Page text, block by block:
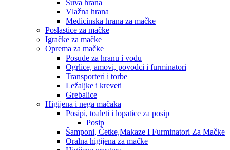
Suva hrana
Vlažna hrana
Medicinska hrana za mačke
Poslastice za mačke
Igračke za mačke
Oprema za mačke
Posude za hranu i vodu
Ogrlice, amovi, povodci i furminatori
Transporteri i torbe
Ležaljke i kreveti
Grebalice
Higijena i nega mačaka
Posipi, toaleti i lopatice za posip
Posip
Šamponi, Četke,Makaze I Furminatori Za Mačke
Oralna higijena za mačke